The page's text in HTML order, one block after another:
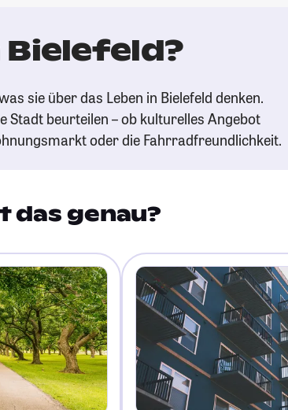
Bielefeld?
sie über das Leben in Bielefeld denken.
Stadt beurteilen – ob kulturelles Angebot
oder die Fahrradfreundlichkeit.
das genau?